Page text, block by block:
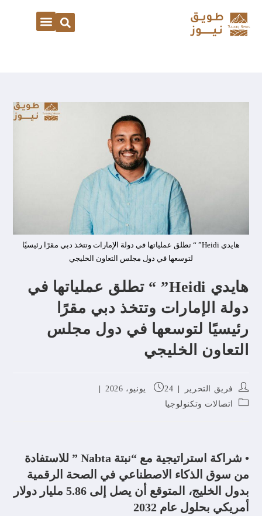
هايدي Heidi” “ تطلق عملياتها في دولة الإمارات وتتخذ دبي مقرًا رئيسيًا
لتوسعها في دول مجلس التعاون الخليجي
هايدي Heidi” “ تطلق عملياتها في
دولة الإمارات وتتخذ دبي مقرًا
رئيسيًا لتوسعها في دول مجلس
التعاون الخليجي
فريق التحرير
24 يونيو، 2026
اتصالات وتكنولوجيا
• شراكة استراتيجية مع “نبتة Nabta ” للاستفادة
من سوق الذكاء الاصطناعي في الصحة الرقمية
بدول الخليج، المتوقع أن يصل إلى 5.86 مليار دولار
أمريكي بحلول عام 2032